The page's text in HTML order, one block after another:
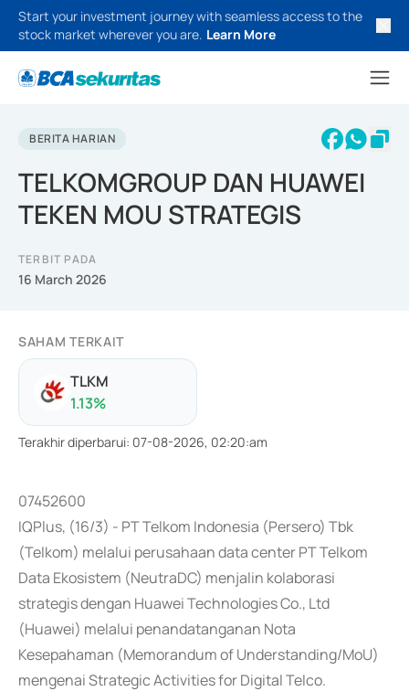
Start your investment journey with seamless access to the
stock market wherever you are. Learn More
BERITA HARIAN
TELKOMGROUP DAN HUAWEI
TEKEN MOU STRATEGIS
TERBIT PADA
16 March 2026
SAHAM TERKAIT
TLKM
1.13%
Terakhir diperbarui: 07-08-2026, 02:20:am
07452600
IQPlus, (16/3) - PT Telkom Indonesia (Persero) Tbk
(Telkom) melalui perusahaan data center PT Telkom
Data Ekosistem (NeutraDC) menjalin kolaborasi
strategis dengan Huawei Technologies Co., Ltd
(Huawei) melalui penandatanganan Nota
Kesepahaman (Memorandum of Understanding/MoU)
mengenai Strategic Activities for Digital Telco.